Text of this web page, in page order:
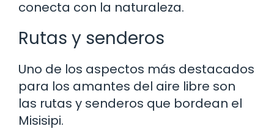
conecta con la naturaleza.
Rutas y senderos
Uno de los aspectos más destacados
para los amantes del aire libre son
las rutas y senderos que bordean el
Misisipi.